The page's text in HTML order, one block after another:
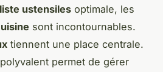
liste ustensiles optimale, les
sont incontournables.
tiennent une place centrale.
permet de gérer